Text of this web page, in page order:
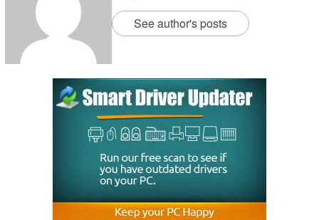
See author's posts